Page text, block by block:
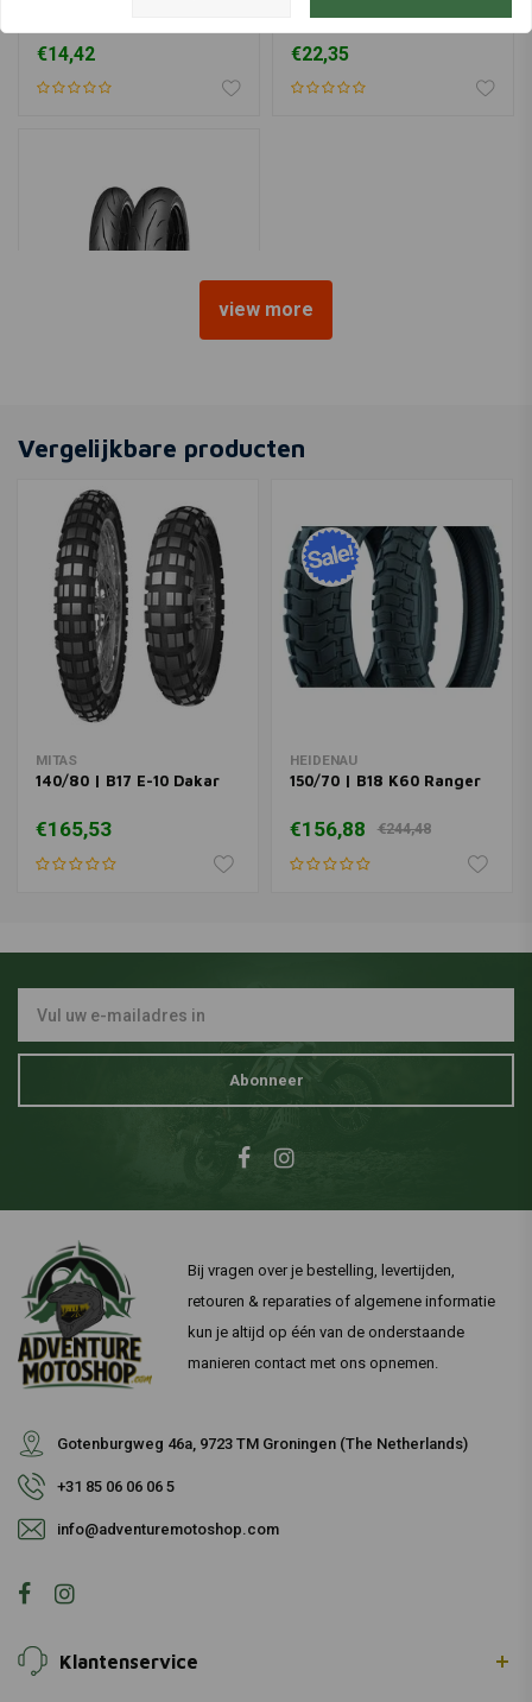
€14,42 €22,35
€148,10
view more
Vergelijkbare producten
MITAS
140/80 | B17 E-10 Dakar
€165,53
HEIDENAU
150/70 | B18 K60 Ranger
€156,88 €244,48
Abonneer
Bij vragen over je bestelling, levertijden,
retouren & reparaties of algemene informatie
kun je altijd op één van de onderstaande
manieren contact met ons opnemen.
Gotenburgweg 46a, 9723 TM Groningen (The Netherlands)
+31 85 06 06 06 5
info@adventuremotoshop.com
Klantenservice